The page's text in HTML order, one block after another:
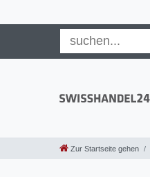
Zur Startseite gehen